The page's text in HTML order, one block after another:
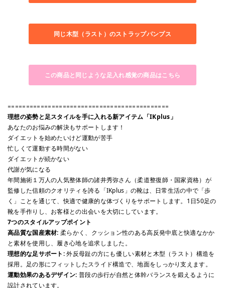
同じ木型（ラスト）のストラップパンプス
この商品と同じような足入れ感覚の商品はこちら
============================================
理想の姿勢と足スタイルを手に入れる新アイテム「IKplus」
あなたのお悩みの解決もサポートします！
ダイエットを始めたいけど運動が苦手
忙しくて運動する時間がない
ダイエットが続かない
代謝が気になる
年間施術１万人の人気整体師の諸井秀弥さん（柔道整復師・国家資格）が
監修した信頼のクオリティを誇る「IKplus」の靴は、日常生活の中で「歩
く」ことを通じて、快適で健康的な体づくりをサポートします。1日50足の
靴を手作りし、お客様との出会いを大切にしています。
7つのスタイルアップポイント
高品質な国産素材: 柔らかく、クッション性のある高反発中底と快適なかか
と素材を使用し、履き心地を追求しました。
理想的な足サポート:外反母趾の方にも優しい素材と木型（ラスト）構造を
採用。足の形にフィットしたスライド構造で、地面をしっかり支えます。
運動効果のあるデザイン: 普段の歩行が自然と体幹バランスを鍛えるように
設計されています。